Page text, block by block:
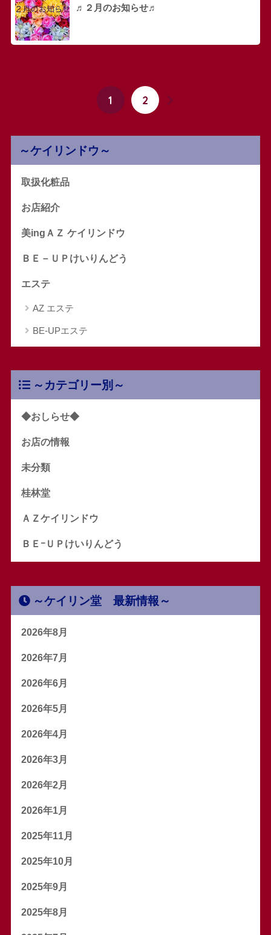
♬２月のお知らせ♬
1 2
～ケイリンドウ～
取扱化粧品
お店紹介
美ingＡＺ ケイリンドウ
ＢＥ－ＵＰけいりんどう
エステ
AZ エステ
BE-UPエステ
～カテゴリー別～
◆おしらせ◆
お店の情報
未分類
桂林堂
ＡＺケイリンドウ
ＢＥｰＵＰけいりんどう
～ケイリン堂 最新情報～
2026年8月
2026年7月
2026年6月
2026年5月
2026年4月
2026年3月
2026年2月
2026年1月
2025年11月
2025年10月
2025年9月
2025年8月